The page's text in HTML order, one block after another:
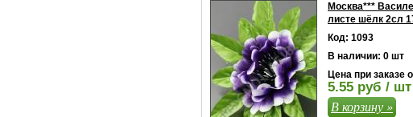
Москва***
листе шёлк 2сл
Код: 1093
В наличии: 0 шт
Цена при заказе
5.55 руб / шт
В корзину »